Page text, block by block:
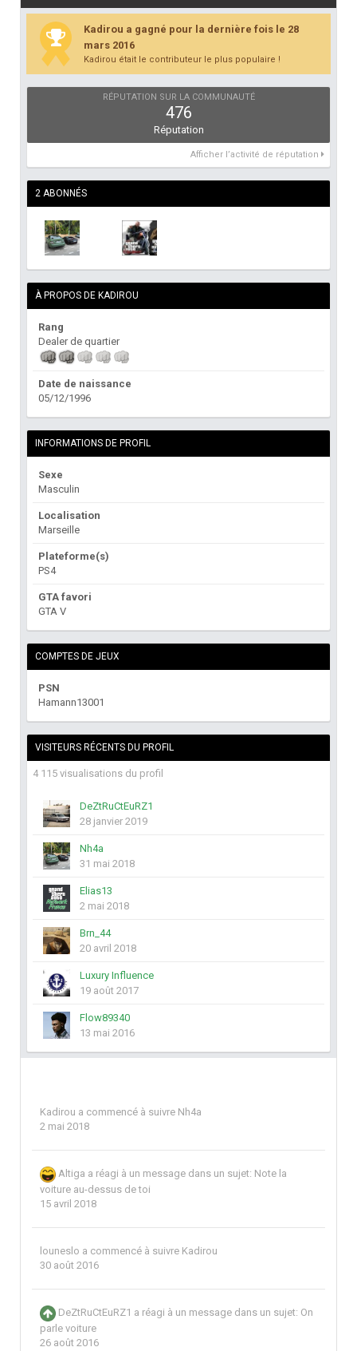
Kadirou a gagné pour la dernière fois le 28
mars 2016
Kadirou était le contributeur le plus populaire !
RÉPUTATION SUR LA COMMUNAUTÉ
476
Réputation
Afficher l’activité de réputation
2 ABONNÉS
À PROPOS DE KADIROU
Rang
Dealer de quartier
Date de naissance
05/12/1996
INFORMATIONS DE PROFIL
Sexe
Masculin
Localisation
Marseille
Plateforme(s)
PS4
GTA favori
GTA V
COMPTES DE JEUX
PSN
Hamann13001
VISITEURS RÉCENTS DU PROFIL
4 115 visualisations du profil
DeZtRuCtEuRZ1
28 janvier 2019
Nh4a
31 mai 2018
Elias13
2 mai 2018
Brn_44
20 avril 2018
Luxury Influence
19 août 2017
Flow89340
13 mai 2016
Kadirou a commencé à suivre Nh4a
2 mai 2018
Altiga a réagi à un message dans un sujet: Note la
voiture au-dessus de toi
15 avril 2018
louneslo a commencé à suivre Kadirou
30 août 2016
DeZtRuCtEuRZ1 a réagi à un message dans un sujet: On
parle voiture
26 août 2016